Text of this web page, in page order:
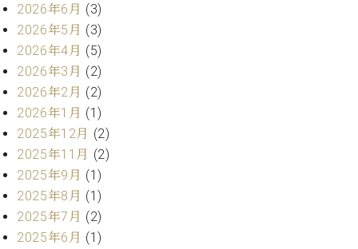
C.
ベ
ヒ
シ
ュ
タ
イ
ン
ア
カ
デ
ミ
ー
ル
ジ
ュ
ア
ク
ス
セン
トラ
ム東
京の
ご案
2026年6月 (3)
2026年5月 (3)
2026年4月 (5)
2026年3月 (2)
2026年2月 (2)
2026年1月 (1)
2025年12月 (2)
2025年11月 (2)
2025年9月 (1)
2025年8月 (1)
2025年7月 (2)
2025年6月 (1)